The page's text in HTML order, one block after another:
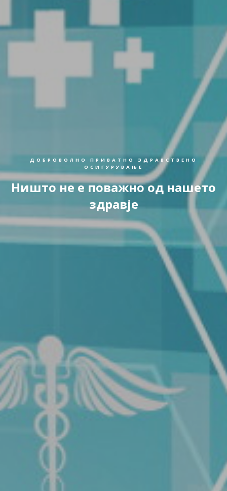
ДОБРОВОЛНО ПРИВАТНО ЗДРАВСТВЕНО
ОСИГУРУВАЊЕ
Ништо не е поважно од нашето
здравје